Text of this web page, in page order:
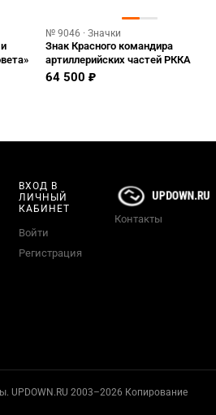
№ 9046 · Значки
Знак Красного командира
артиллерийских частей РККА
64 500 ₽
ВХОД В
ЛИЧНЫЙ
КАБИНЕТ
Войти
Регистрация
Контакты
UPDOWN.RU 2003–2026 Копирование